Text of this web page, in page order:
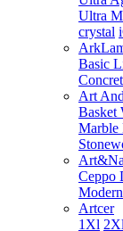
Ultra
crystal
Basic
Art
Basket
Marble
Ceppo
Artcer
1Xl 2Xl